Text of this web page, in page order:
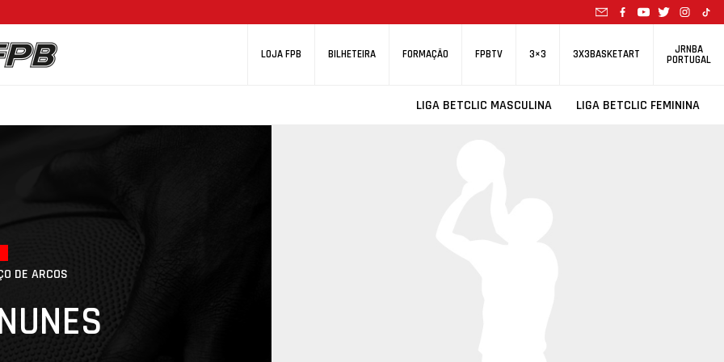
LOJA FPB BILHETEIRA FORMAÇÃO FPBTV 3×3 3X3BASKETART JRNBA
PORTUGAL
LIGA BETCLIC MASCULINA LIGA BETCLIC FEMININA
DE ARCOS